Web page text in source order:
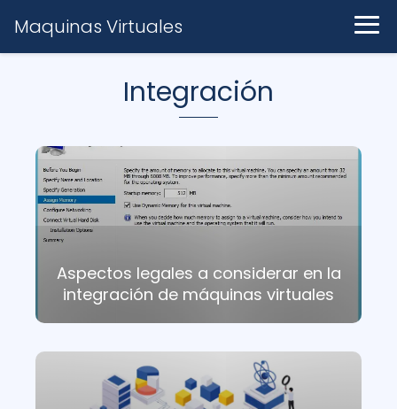
Maquinas Virtuales
Integración
Aspectos legales a considerar en la
integración de máquinas virtuales